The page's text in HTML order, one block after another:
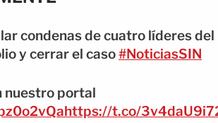
condenas de cuatro líderes del
y cerrar el caso#NoticiasSIN
nuestro portal
https://t.co/